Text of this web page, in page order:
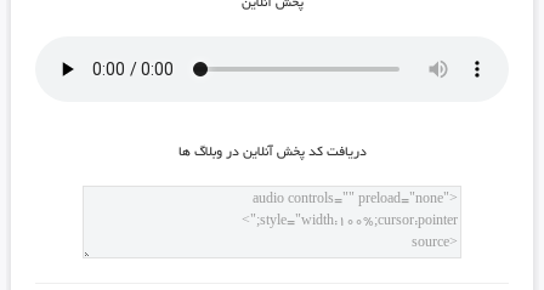
پخش آنلاين
دريافت کد پخش آنلاين در وبلاگ ها